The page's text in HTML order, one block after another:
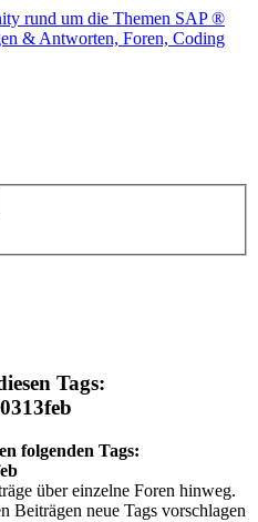
Tags:
folgenden Tags:
über einzelne Foren hinweg.
Beiträgen neue Tags vorschlagen